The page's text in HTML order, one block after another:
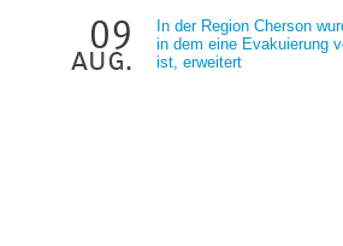
09
aug.
In der Region Cherson
in dem eine Evakuierung
ist, erweitert